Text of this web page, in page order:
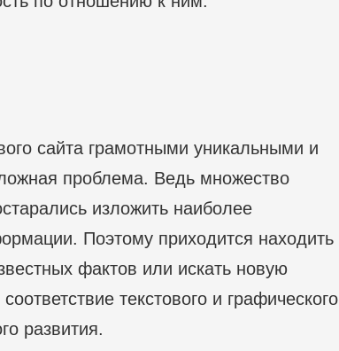
сайта грамотными уникальными и
проблема. Ведь множество
изложить наиболее
Поэтому приходится находить
фактов или искать новую
текстового и графического
развития.